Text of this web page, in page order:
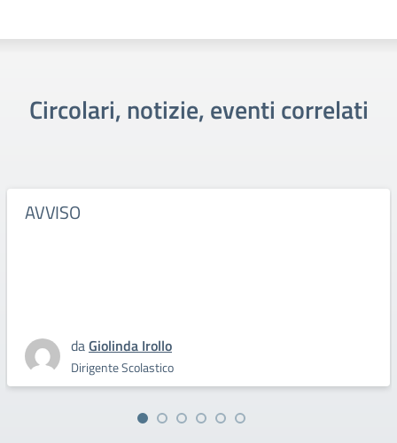
Circolari, notizie, eventi correlati
AVVISO
daGiolinda Irollo
Dirigente Scolastico